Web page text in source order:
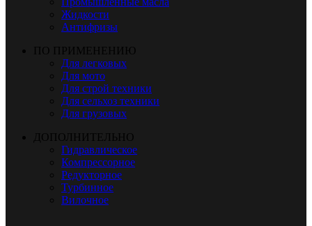
Жидкости
Антифризы
ПО ПРИМЕНЕНИЮ
Для легковых
Для мото
Для строй техники
Для сельхоз техники
Для грузовых
ДОПОЛНИТЕЛЬНО
Гидравлическое
Компрессорное
Редукторное
Турбинное
Вилочное